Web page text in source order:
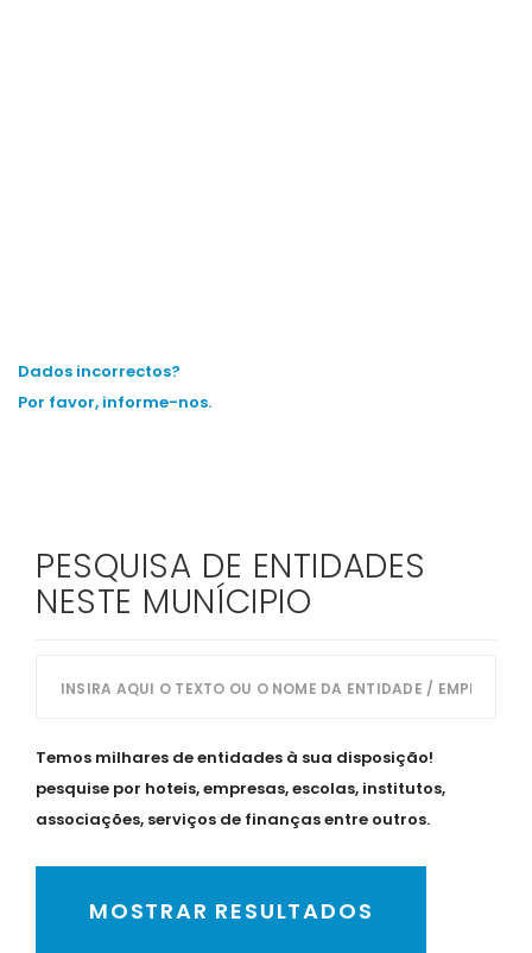
Dados incorrectos?
Por favor, informe-nos.
PESQUISA DE ENTIDADES
NESTE MUNÍCIPIO
Temos milhares de entidades à sua disposição!
pesquise por hoteis, empresas, escolas, institutos,
associações, serviços de finanças entre outros.
MOSTRAR RESULTADOS